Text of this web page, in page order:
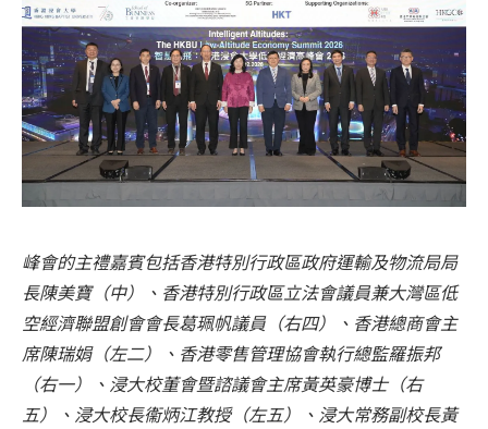
峰會的主禮嘉賓包括香港特別行政區政府運輸及物流局局
長陳美寶（中）、香港特別行政區立法會議員兼大灣區低
空經濟聯盟創會會長葛珮帆議員（右四）、香港總商會主
席陳瑞娟（左二）、香港零售管理協會執行總監羅振邦
（右一）、浸大校董會暨諮議會主席黃英豪博士（右
五）、浸大校長衞炳江教授（左五）、浸大常務副校長黃